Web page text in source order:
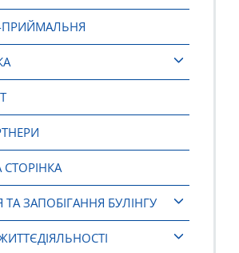
ПРИЙМАЛЬНЯ
ТА ЗАПОБІГАННЯ БУЛІНГУ